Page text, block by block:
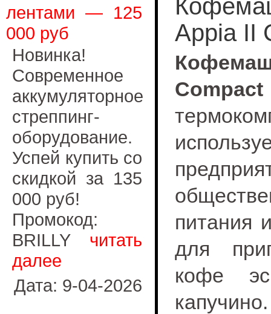
лентами — 125
000 руб
Новинка!
Современное
аккумуляторное
стреппинг-
оборудование.
Успей купить со
скидкой за 135
000 руб!
Промокод:
BRILLY читать
далее
Дата: 9-04-2026
Appia II
питания
для
кофе